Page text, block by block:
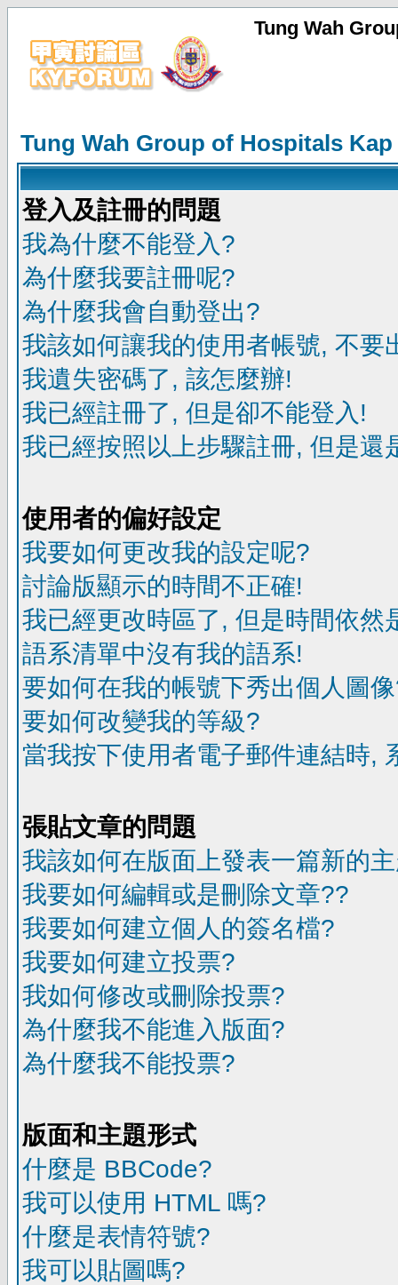
Tung Wah
Tung Wah Group of Hospitals
登入及註冊的問題
我為什麼不能登入?
為什麼我要註冊呢?
為什麼我會自動登出?
我該如何讓我的使用者帳號, 不要
我遺失密碼了, 該怎麼辦!
我已經註冊了, 但是卻不能登入!
我已經按照以上步驟註冊, 但是還
使用者的偏好設定
我要如何更改我的設定呢?
討論版顯示的時間不正確!
我已經更改時區了, 但是時間依然
語系清單中沒有我的語系!
要如何在我的帳號下秀出個人圖
要如何改變我的等級?
當我按下使用者電子郵件連結時,
張貼文章的問題
我該如何在版面上發表一篇新的
我要如何編輯或是刪除文章??
我要如何建立個人的簽名檔?
我要如何建立投票?
我如何修改或刪除投票?
為什麼我不能進入版面?
為什麼我不能投票?
版面和主題形式
什麼是 BBCode?
我可以使用 HTML 嗎?
什麼是表情符號?
我可以貼圖嗎?